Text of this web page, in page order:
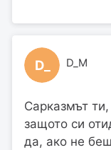
D_ D_M
Сарказмът
защото си
да, ако не